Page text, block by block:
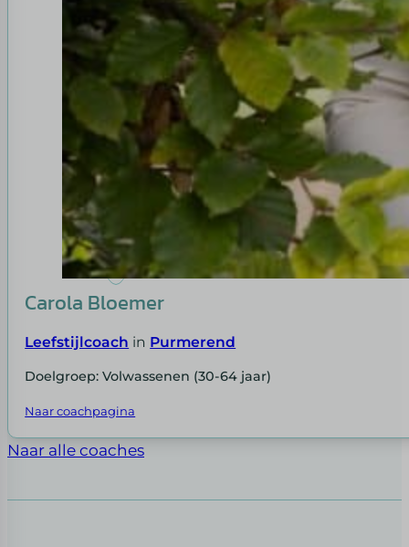
Carola Bloemer
Leefstijlcoach in Purmerend
Doelgroep: Volwassenen (30-64 jaar)
Naar coachpagina
Naar alle coaches